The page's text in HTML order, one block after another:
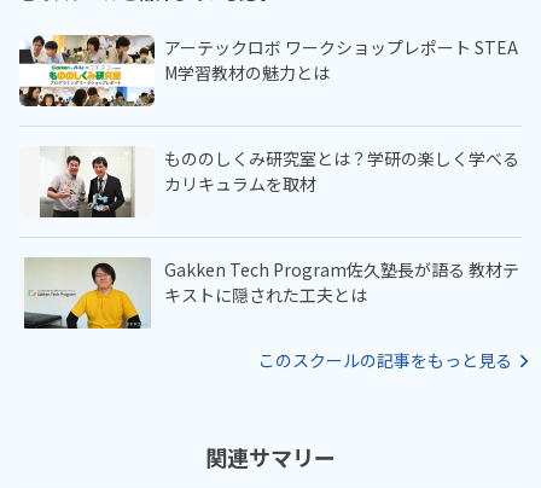
アーテックロボ ワークショップレポート STEA
M学習教材の魅力とは
もののしくみ研究室とは？学研の楽しく学べる
カリキュラムを取材
Gakken Tech Program佐久塾長が語る 教材テ
キストに隠された工夫とは
このスクールの記事をもっと見る
関連サマリー